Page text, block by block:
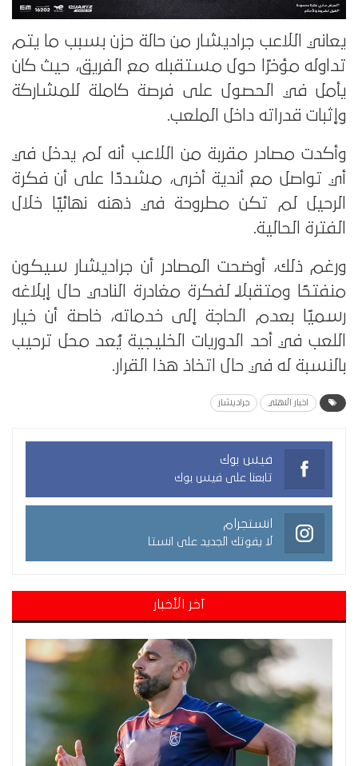
يعاني اللاعب جراديشار من حالة حزن بسبب ما يتم
تداوله مؤخرًا حول مستقبله مع الفريق، حيث كان
يأمل في الحصول على فرصة كاملة للمشاركة
وإثبات قدراته داخل الملعب.
وأكدت مصادر مقربة من اللاعب أنه لم يدخل في
أي تواصل مع أندية أخرى، مشددًا على أن فكرة
الرحيل لم تكن مطروحة في ذهنه نهائيًا خلال
الفترة الحالية.
ورغم ذلك، أوضحت المصادر أن جراديشار سيكون
منفتحًا ومتقبلًا لفكرة مغادرة النادي حال إبلاغه
رسميًا بعدم الحاجة إلى خدماته، خاصة أن خيار
اللعب في أحد الدوريات الخليجية يُعد محل ترحيب
بالنسبة له في حال اتخاذ هذا القرار.
اخبار الاهلي جراديشار
فيس بوك
تابعنا على فيس بوك
انستجرام
لا يفوتك الجديد على انستا
آخر الأخبار